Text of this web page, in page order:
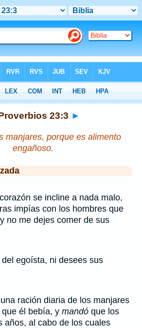
23:3 ►
manjares, porque es alimento
engañoso.
se incline a nada malo,
impías con los hombres que
no me dejes comer de sus
egoísta, ni desees sus
ración diaria de los manjares
él bebía, y mandó que los
años, al cabo de los cuales